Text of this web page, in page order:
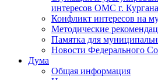
интересов ОМС г. Кургана
Конфликт интересов на
Методические
Памятка для
Новости Федерального
Дума
Общая информация